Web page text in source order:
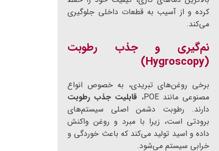
کرده و از آسیب به قطعات داخلی جلوگیری
می‌کند.
نم‌گیری و جذب رطوبت
(Hygroscopy)
برخی روغن‌های تبریدی، به خصوص انواع
مصنوعی مانند POE،
قابلیت جذب رطوبت
دارند. رطوبت دشمن اصلی سیستم‌های
برودتی است، زیرا با مبرد و روغن واکنش
داده و اسید تولید می‌کند که باعث خوردگی و
خرابی سیستم می‌شود.